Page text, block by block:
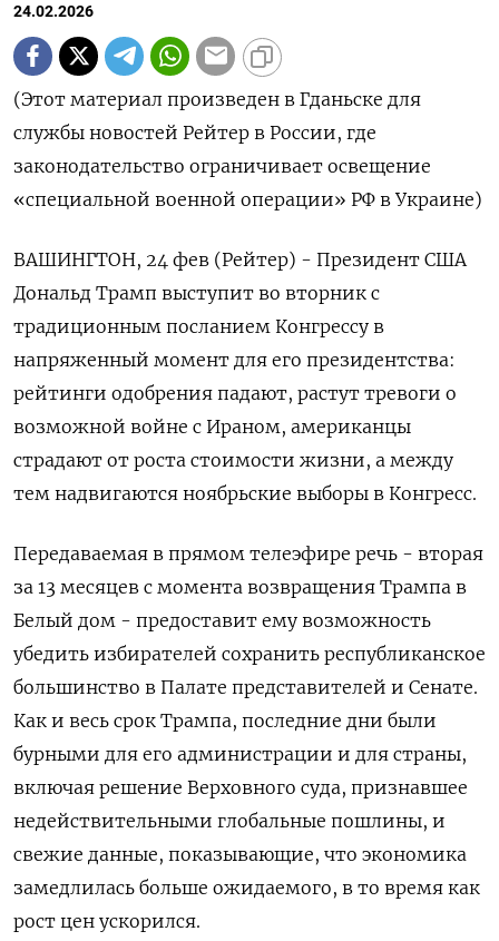
24.02.2026
(Этот материал произведен в Гданьске для
службы новостей Рейтер в России, где
законодательство ограничивает освещение
«специальной военной операции» РФ в Украине)
ВАШИНГТОН, 24 фев (Рейтер) - Президент США
Дональд Трамп выступит во вторник с
традиционным посланием Конгрессу в
напряженный момент ‌для его президентства:
рейтинги одобрения падают, растут тревоги о
возможной войне с Ираном, американцы
страдают от роста стоимости жизни, а между
тем надвигаются ноябрьские выборы в Конгресс.
Передаваемая в прямом телеэфире речь - вторая
за 13 месяцев с момента возвращения Трампа ​в
Белый дом - предоставит ему возможность
убедить ​избирателей сохранить республиканское
большинство в Палате ​представителей и Сенате.
Как ⁠и весь срок Трампа, последние дни были
бурными для его администрации и для страны,
‌включая решение Верховного суда, признавшее
недействительными глобальные пошлины, и
‌свежие данные, показывающие, что экономика
замедлилась больше ожидаемого, в то время как
рост цен ускорился.